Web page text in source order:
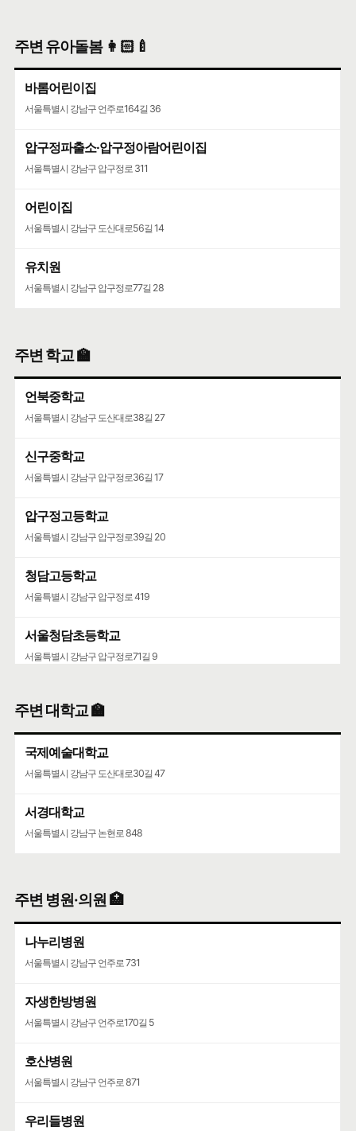
주변 유아돌봄 👩🏻‍🍼
바롬어린이집
서울특별시 강남구 언주로164길 36
압구정파출소·압구정아람어린이집
서울특별시 강남구 압구정로 311
어린이집
서울특별시 강남구 도산대로56길 14
유치원
서울특별시 강남구 압구정로77길 28
주변 학교 🏫
언북중학교
서울특별시 강남구 도산대로38길 27
신구중학교
서울특별시 강남구 압구정로36길 17
압구정고등학교
서울특별시 강남구 압구정로39길 20
청담고등학교
서울특별시 강남구 압구정로 419
서울청담초등학교
서울특별시 강남구 압구정로71길 9
서울특별시 강남구 선릉로 742
청담중학교
서울특별시 강남구 압구정로61길 36
주변 대학교 🏫
국제예술대학교
서울특별시 강남구 도산대로30길 47
서경대학교
서울특별시 강남구 논현로 848
주변 병원·의원 🏥
나누리병원
서울특별시 강남구 언주로 731
자생한방병원
서울특별시 강남구 언주로170길 5
호산병원
서울특별시 강남구 언주로 871
우리들병원